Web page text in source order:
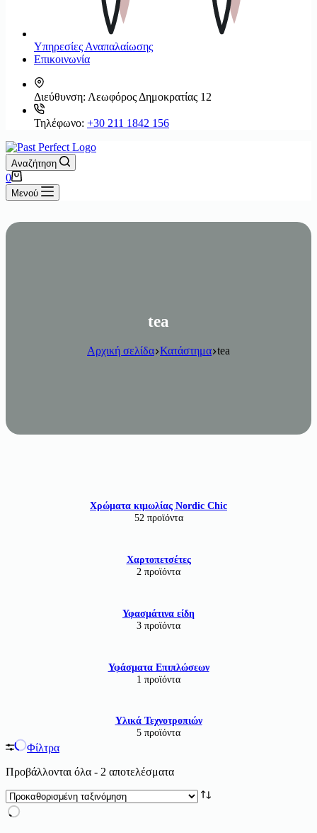
Υπηρεσίες Αναπαλαίωσης
Επικοινωνία
Διεύθυνση: Λεωφόρος Δημοκρατίας 12
Τηλέφωνο: +30 211 1842 156
Αναζήτηση
Καλάθι
Αγορών
0
Μενού
tea
Αρχική σελίδα Κατάστημα tea
Χρώματα κιμωλίας Nordic Chic
52 προϊόντα
Χαρτοπετσέτες
2 προϊόντα
Υφασμάτινα είδη
3 προϊόντα
Υφάσματα Επιπλώσεων
1 προϊόντα
Υλικά Τεχνοτροπιών
5 προϊόντα
Φίλτρα
Προβάλλονται όλα - 2 αποτελέσματα